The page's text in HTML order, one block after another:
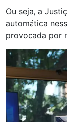
Ou seja, a
automática
provocada por